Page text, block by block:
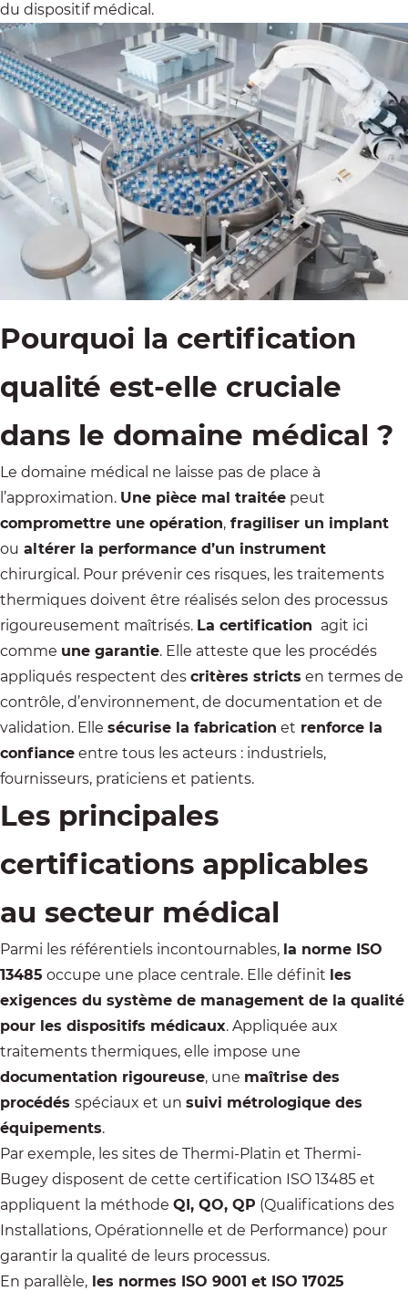
du dispositif médical.
Pourquoi la certification
qualité est-elle cruciale
dans le domaine médical ?
Le domaine médical ne laisse pas de place à
l’approximation. Une pièce mal traitée peut
compromettre une opération, fragiliser un implant
ou altérer la performance d’un instrument
chirurgical. Pour prévenir ces risques, les traitements
thermiques doivent être réalisés selon des processus
rigoureusement maîtrisés. La certification agit ici
comme une garantie. Elle atteste que les procédés
appliqués respectent des critères stricts en termes de
contrôle, d’environnement, de documentation et de
validation. Elle sécurise la fabrication et renforce la
confiance entre tous les acteurs : industriels,
fournisseurs, praticiens et patients.
Les principales
certifications applicables
au secteur médical
Parmi les référentiels incontournables, la norme ISO
13485 occupe une place centrale. Elle définit les
exigences du système de management de la qualité
pour les dispositifs médicaux. Appliquée aux
traitements thermiques, elle impose une
documentation rigoureuse, une maîtrise des
procédés spéciaux et un suivi métrologique des
équipements.
Par exemple, les sites de Thermi-Platin et Thermi-
Bugey disposent de cette certification ISO 13485 et
appliquent la méthode QI, QO, QP (Qualifications des
Installations, Opérationnelle et de Performance) pour
garantir la qualité de leurs processus.
En parallèle, les normes ISO 9001 et ISO 17025